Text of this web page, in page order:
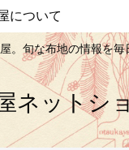
。旬な布地の情報を
ネットシ
屋について